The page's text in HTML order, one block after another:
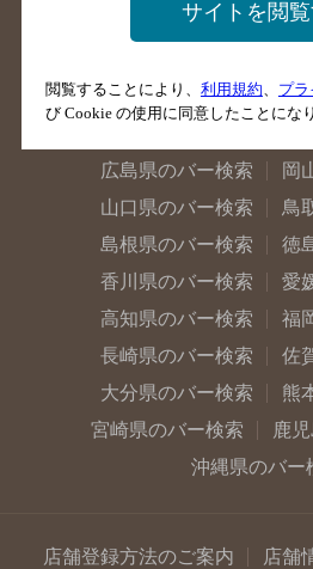
石川県のバー検索
福
兵庫県のバー検索
奈
広島県のバー検索
岡
山口県のバー検索
鳥
島根県のバー検索
徳
香川県のバー検索
愛
高知県のバー検索
福
長崎県のバー検索
佐
大分県のバー検索
熊
宮崎県のバー検索
鹿
沖縄県のバー
店舗登録方法のご案内
店舗
サイトを閲
閲覧することにより、 利用規約、 プ
び Cookie の使用に同意したことにな